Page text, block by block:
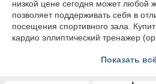
низкой цене сегодня может
позволяет поддерживать себя в
посещения спортивного зала.
кардио эллиптический тренажер
самых привлекательных условиях!
Показать